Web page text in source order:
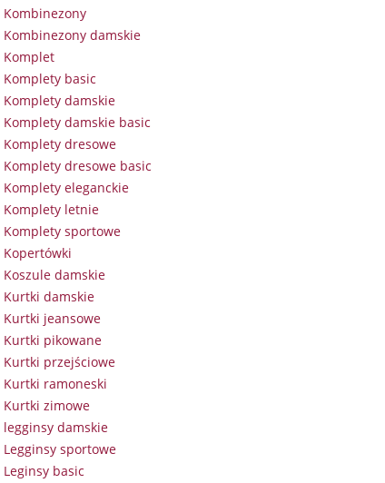
Kombinezony
Kombinezony damskie
Komplet
Komplety basic
Komplety damskie
Komplety damskie basic
Komplety dresowe
Komplety dresowe basic
Komplety eleganckie
Komplety letnie
Komplety sportowe
Kopertówki
Koszule damskie
Kurtki damskie
Kurtki jeansowe
Kurtki pikowane
Kurtki przejściowe
Kurtki ramoneski
Kurtki zimowe
legginsy damskie
Legginsy sportowe
Leginsy basic